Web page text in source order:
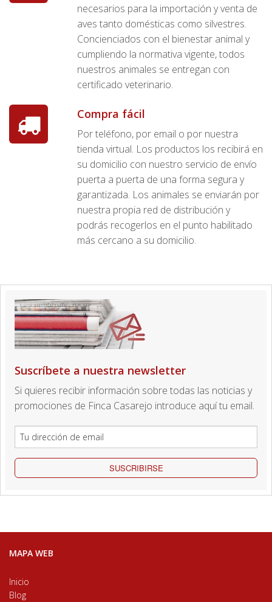
necesarios para la importación y venta de
aves tanto domésticas como silvestres.
Concienciados con el bienestar animal y
cumpliendo la normativa vigente, todos
nuestros animales se entregan con
certificado veterinario.
Compra fácil
Por teléfono, por email o por nuestra
tienda virtual. Los productos los recibirá en
su domicilio con nuestro servicio de envío
puerta a puerta de una forma segura y
garantizada. Los animales se enviarán por
nuestra propia red de distribución y
podrás recogerlos en el punto habilitado
más cercano a su domicilio.
Suscríbete a nuestra newsletter
Si quieres recibir información sobre todas las noticias y
promociones de Finca Casarejo introduce aquí tu email.
SUSCRIBIRSE
MAPA WEB
Inicio
Blog